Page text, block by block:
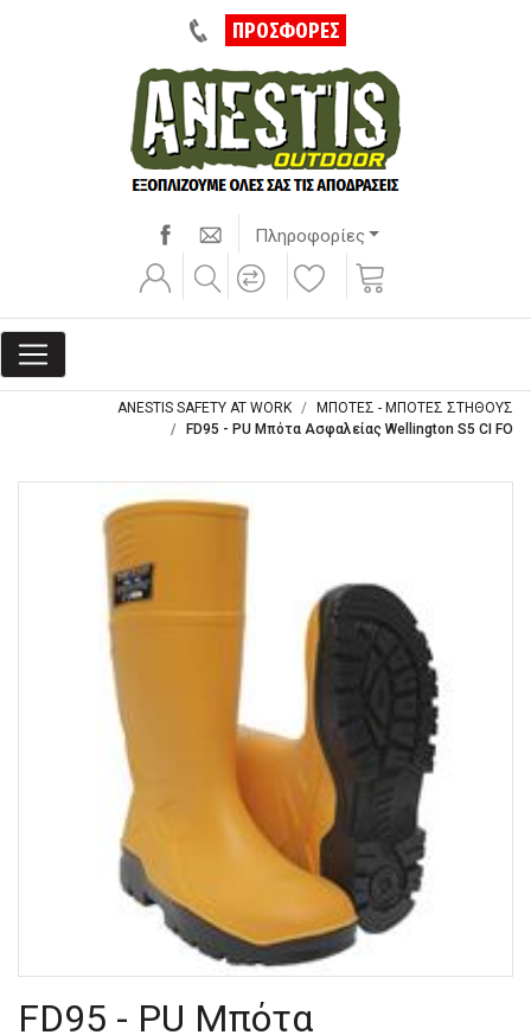
ΠΡΟΣΦΟΡΕΣ
Πληροφορίες
ANESTIS SAFETY AT WORK
ΜΠΟΤΕΣ - ΜΠΟΤΕΣ ΣΤΗΘΟΥΣ
FD95 - PU Μπότα Ασφαλείας Wellington S5 CI FO
FD95 - PU Μπότα